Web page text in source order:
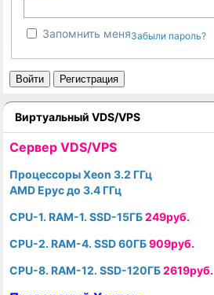
Запомнить меняЗабыли пароль?
Войти Регистрация
Виртуальный VDS/VPS
Cервер VDS/VPS
Процессоры Xeon 3.2 ГГц
AMD Epyc до 3.4 ГГц
CPU-1. RAM-1. SSD-15ГБ249руб.
CPU-2. RAM-4. SSD 60ГБ909руб.
CPU-8. RAM-12. SSD-120ГБ2619руб.